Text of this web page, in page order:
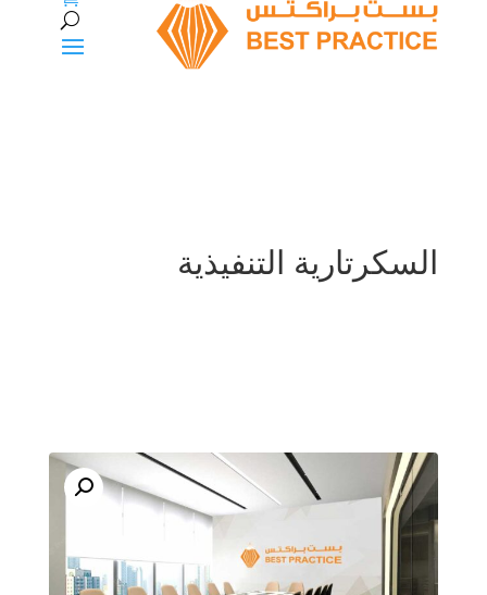
السكرتارية التنفيذية